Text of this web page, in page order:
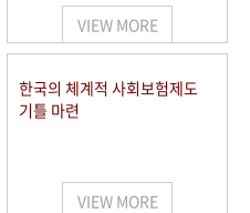
VIEW MORE
한국의 체계적 사회보험제도
기틀 마련
VIEW MORE